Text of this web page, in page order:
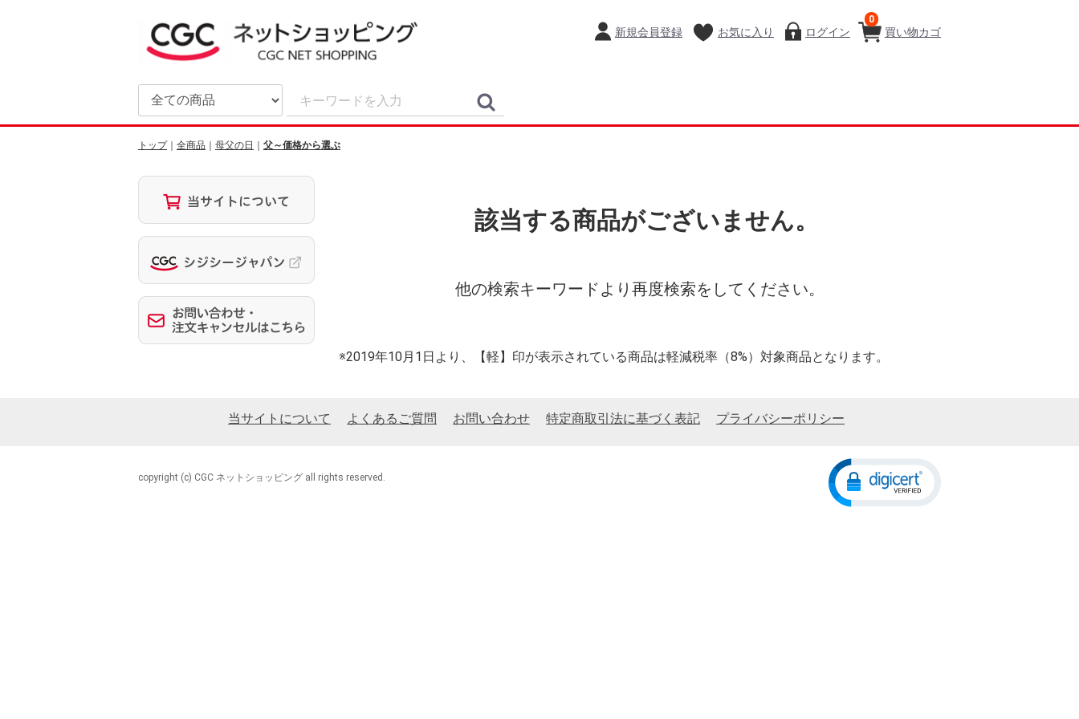
買い物カゴ
0
新規会員登録 お気に入り ログイン
トップ 全商品 母父の日 父～価格から選ぶ
該当する商品がございません。
他の検索キーワードより再度検索をしてください。
※2019年10月1日より、【軽】印が表示されている商品は軽減税率（8%）対象商品となります。
当サイトについて よくあるご質問 お問い合わせ 特定商取引法に基づく表記 プライバシーポリシー
copyright (c) CGC ネットショッピング all rights reserved.